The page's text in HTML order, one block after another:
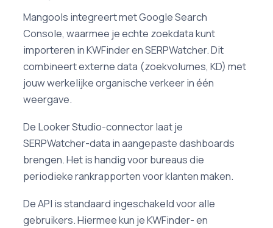
Mangools integreert met Google Search
Console, waarmee je echte zoekdata kunt
importeren in KWFinder en SERPWatcher. Dit
combineert externe data (zoekvolumes, KD) met
jouw werkelijke organische verkeer in één
weergave.
De Looker Studio-connector laat je
SERPWatcher-data in aangepaste dashboards
brengen. Het is handig voor bureaus die
periodieke rankrapporten voor klanten maken.
De API is standaard ingeschakeld voor alle
gebruikers. Hiermee kun je KWFinder- en